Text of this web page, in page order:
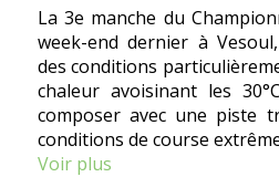
La 3e manche du
week-end dernier à
des conditions
chaleur avoisinant les
composer avec une piste
conditions de course
Voir plus